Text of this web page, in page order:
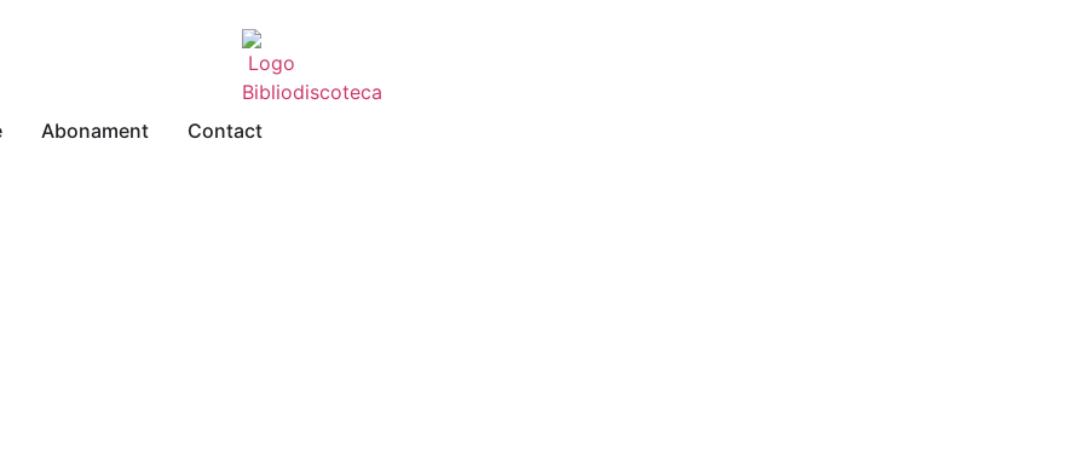
Abonament Contact